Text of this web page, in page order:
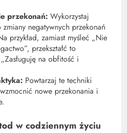
przekonań: Wykorzystaj
negatywnych przekonań
przykład, zamiast myśleć „Nie
przekształć to
na obfitość i
Powtarzaj te techniki
nowe przekonania i
w codziennym życiu